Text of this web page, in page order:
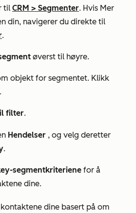
til CRM > Segmenter. Hvis Mer
din, navigerer du direkte til
.
øverst til høyre.
objekt for segmentet. Klikk
.
filter.
Hendelser , og velg deretter
.
segmentkriteriene for å
dine.
dine basert på om